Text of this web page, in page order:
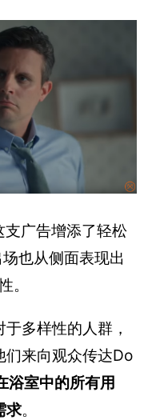
广告增添了轻松
也从侧面表现出
。
多样性的人群，
们来向观众传达Do
浴室中的所有用
求。